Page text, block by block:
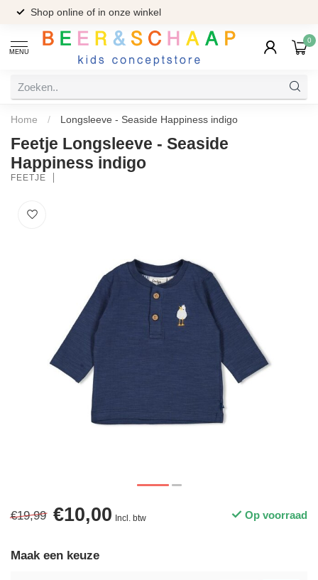
Shop online of in onze winkel
MENU
0
Home / Longsleeve - Seaside Happiness indigo
Feetje Longsleeve - Seaside
Happiness indigo
FEETJE
€19,99 €10,00 Incl. btw Op voorraad
Maak een keuze